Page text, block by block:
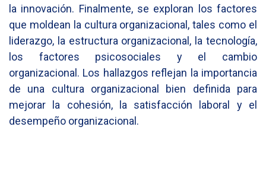
la innovación. Finalmente, se exploran los factores
que moldean la cultura organizacional, tales como el
liderazgo, la estructura organizacional, la tecnología,
los factores psicosociales y el cambio
organizacional. Los hallazgos reflejan la importancia
de una cultura organizacional bien definida para
mejorar la cohesión, la satisfacción laboral y el
desempeño organizacional.